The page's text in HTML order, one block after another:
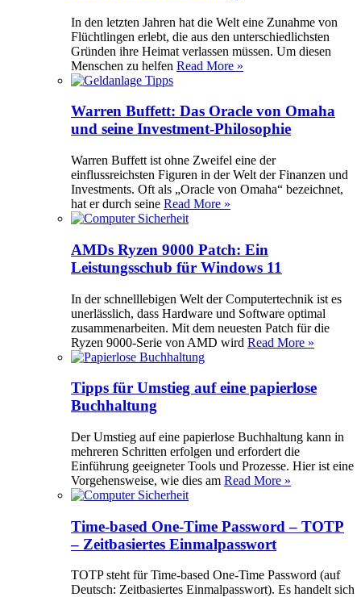
In den letzten Jahren hat die Welt eine Zunahme von
Flüchtlingen erlebt, die aus den unterschiedlichsten
Gründen ihre Heimat verlassen müssen. Um diesen
Menschen zu helfen Read More »
Warren Buffett: Das Oracle von Omaha
und seine Investment-Philosophie
Warren Buffett ist ohne Zweifel eine der
einflussreichsten Figuren in der Welt der Finanzen und
Investments. Oft als „Oracle von Omaha“ bezeichnet,
hat er durch seine Read More »
AMDs Ryzen 9000 Patch: Ein
Leistungsschub für Windows 11
In der schnelllebigen Welt der Computertechnik ist es
unerlässlich, dass Hardware und Software optimal
zusammenarbeiten. Mit dem neuesten Patch für die
Ryzen 9000-Serie von AMD wird Read More »
Tipps für Umstieg auf eine papierlose
Buchhaltung
Der Umstieg auf eine papierlose Buchhaltung kann in
mehreren Schritten erfolgen und erfordert die
Einführung geeigneter Tools und Prozesse. Hier ist eine
Vorgehensweise, wie dies am Read More »
Time-based One-Time Password – TOTP
– Zeitbasiertes Einmalpasswort
TOTP steht für Time-based One-Time Password (auf
Deutsch: Zeitbasiertes Einmalpasswort). Es handelt sich